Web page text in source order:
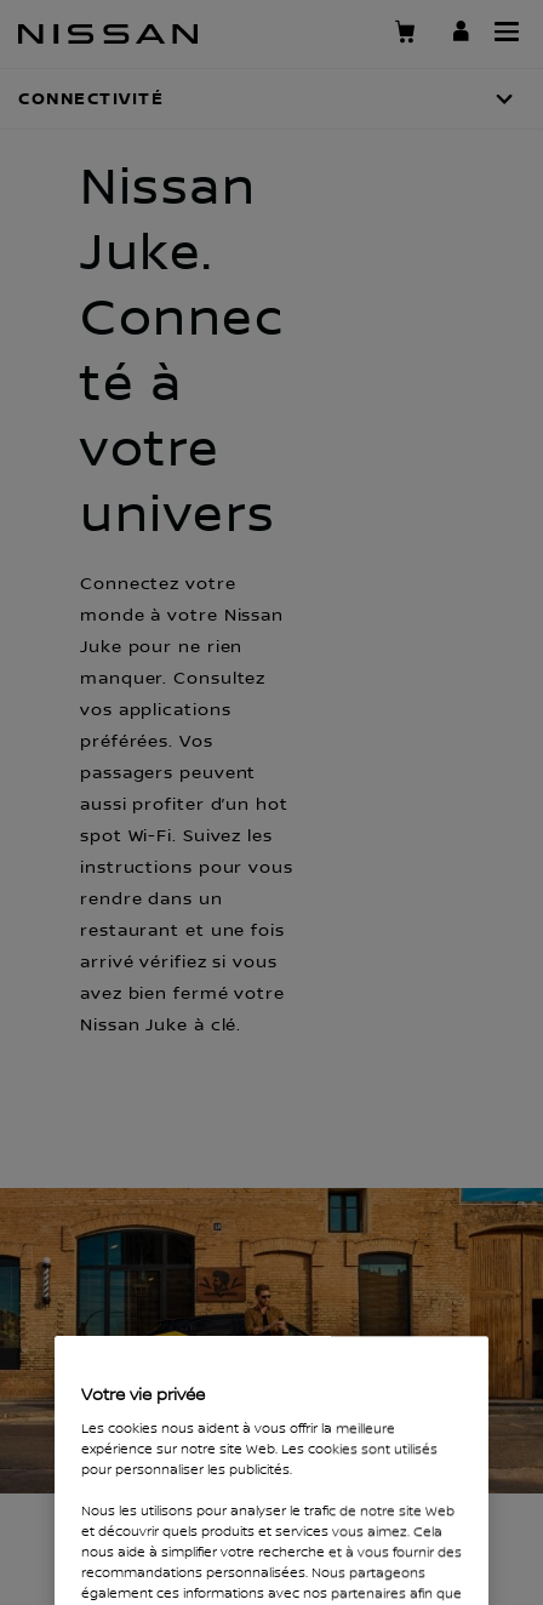
au
principal
CONNECTIVITÉ
Nissan
Juke.
Connec
té à
votre
univers
Connectez votre
monde à votre Nissan
Juke pour ne rien
manquer. Consultez
vos applications
préférées. Vos
passagers peuvent
aussi profiter d’un hot
spot Wi-Fi. Suivez les
instructions pour vous
rendre dans un
restaurant et une fois
arrivé vérifiez si vous
avez bien fermé votre
Nissan Juke à clé.
Votre vie privée
Les cookies nous aident à vous offrir la meilleure
expérience sur notre site Web. Les cookies sont utilisés
pour personnaliser les publicités.
Nous les utilisons pour analyser le trafic de notre site Web
et découvrir quels produits et services vous aimez. Cela
nous aide à simplifier votre recherche et à vous fournir des
recommandations personnalisées. Nous partageons
également ces informations avec nos partenaires afin que